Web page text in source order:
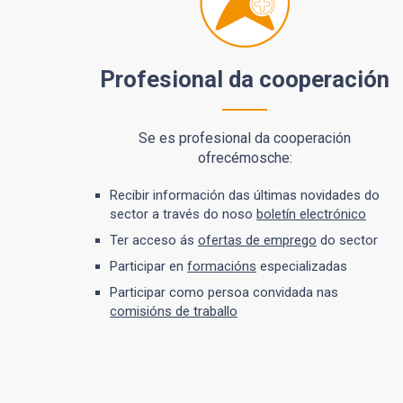
Profesional da cooperación
Se es profesional da cooperación
ofrecémosche:
Recibir información das últimas novidades do
sector a través do noso boletín electrónico
Ter acceso ás ofertas de emprego do sector
Participar en formacións especializadas
Participar como persoa convidada nas
comisións de traballo